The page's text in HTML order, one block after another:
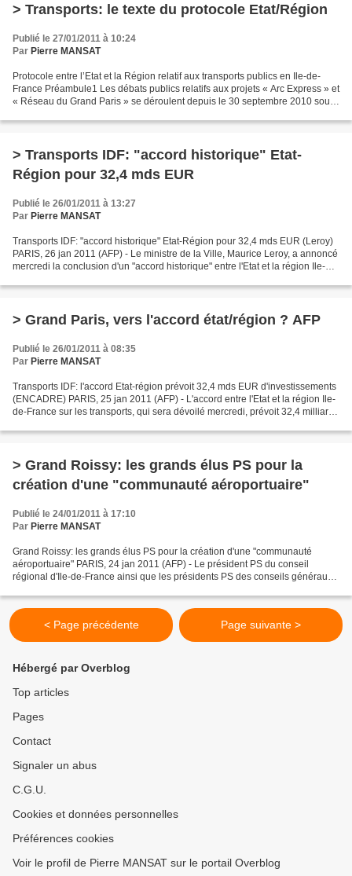
> Transports: le texte du protocole Etat/Région
Publié le 27/01/2011 à 10:24
Par Pierre MANSAT
Protocole entre l’Etat et la Région relatif aux transports publics en Ile-de-
France Préambule1 Les débats publics relatifs aux projets « Arc Express » et
« Réseau du Grand Paris » se déroulent depuis le 30 septembre 2010 sous
> Transports IDF: "accord historique" Etat-
Région pour 32,4 mds EUR
Publié le 26/01/2011 à 13:27
Par Pierre MANSAT
Transports IDF: "accord historique" Etat-Région pour 32,4 mds EUR (Leroy)
PARIS, 26 jan 2011 (AFP) - Le ministre de la Ville, Maurice Leroy, a annoncé
mercredi la conclusion d'un "accord historique" entre l'Etat et la région Ile-de-
> Grand Paris, vers l'accord état/région ? AFP
Publié le 26/01/2011 à 08:35
Par Pierre MANSAT
Transports IDF: l'accord Etat-région prévoit 32,4 mds EUR d'investissements
(ENCADRE) PARIS, 25 jan 2011 (AFP) - L'accord entre l'Etat et la région Ile-
de-France sur les transports, qui sera dévoilé mercredi, prévoit 32,4 milliards
> Grand Roissy: les grands élus PS pour la
création d'une "communauté aéroportuaire"
Publié le 24/01/2011 à 17:10
Par Pierre MANSAT
Grand Roissy: les grands élus PS pour la création d'une "communauté
aéroportuaire" PARIS, 24 jan 2011 (AFP) - Le président PS du conseil
régional d'Ile-de-France ainsi que les présidents PS des conseils généraux
< Page précédente Page suivante >
Hébergé par Overblog
Top articles
Pages
Contact
Signaler un abus
C.G.U.
Cookies et données personnelles
Préférences cookies
Voir le profil de Pierre MANSAT sur le portail Overblog